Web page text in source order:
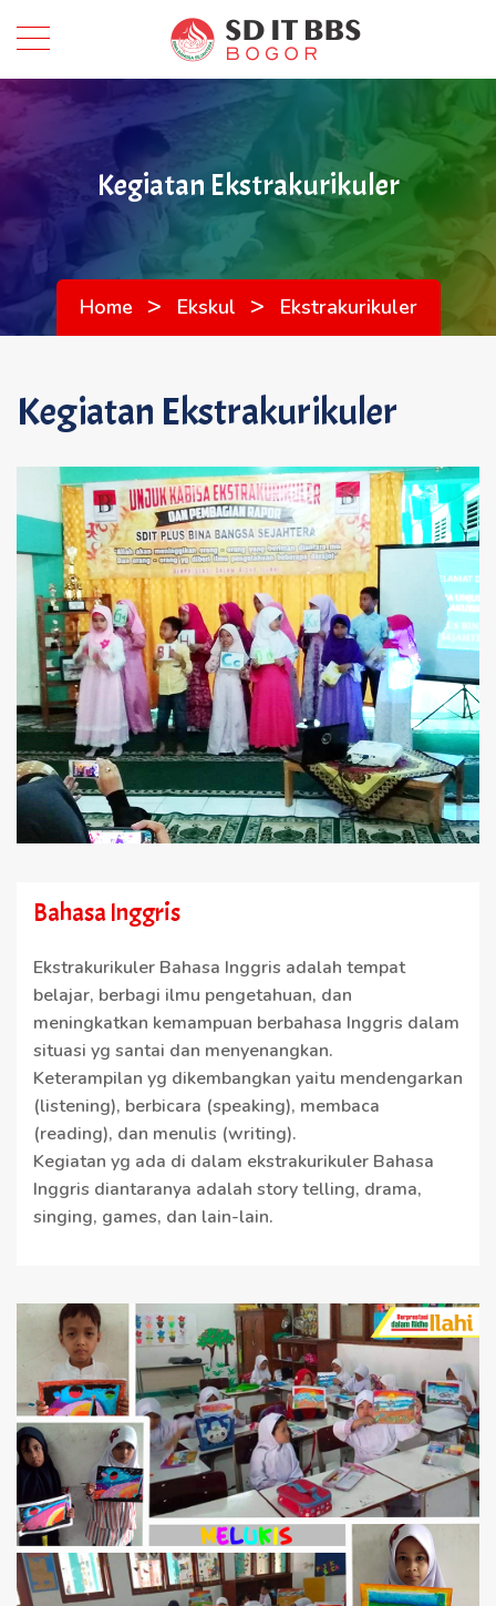
Kegiatan Ekstrakurikuler
Home > Ekskul > Ekstrakurikuler
Kegiatan Ekstrakurikuler
Bahasa Inggris
Ekstrakurikuler Bahasa Inggris adalah tempat
belajar, berbagi ilmu pengetahuan, dan
meningkatkan kemampuan berbahasa Inggris dalam
situasi yg santai dan menyenangkan.
Keterampilan yg dikembangkan yaitu mendengarkan
(listening), berbicara (speaking), membaca
(reading), dan menulis (writing).
Kegiatan yg ada di dalam ekstrakurikuler Bahasa
Inggris diantaranya adalah story telling, drama,
singing, games, dan lain-lain.